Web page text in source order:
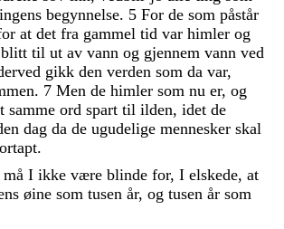
begynnelse. 5 For de som påstår
at det fra gammel tid var himler og
blitt til ut av vann og gjennem vann ved
gikk den verden som da var,
. 7 Men de himler som nu er, og
samme ord spart til ilden, idet de
dag da de ugudelige mennesker skal
.
må I ikke være blinde for, I elskede, at
øine som tusen år, og tusen år som